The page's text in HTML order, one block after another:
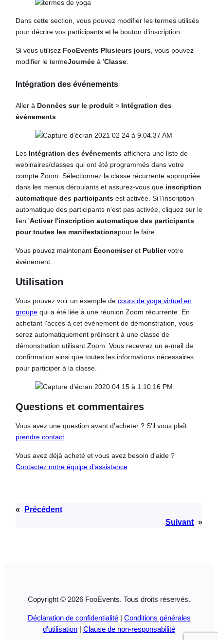
Dans cette section, vous pouvez modifier les termes utilisés
pour décrire vos participants et le bouton d'inscription.
Si vous utilisez FooEvents Plusieurs jours , vous pouvez
modifier le termeJournée à 'Classe
Intégration des événements
Aller à Données sur le produit > Intégration des
événements
Les Intégration des événements affichera une liste de
webinaires/classes qui ont été programmés dans votre
compte Zoom. Sélectionnez la classe récurrente appropriée
dans les menus déroulants et assurez-vous que inscription
automatique des participants est activée. Si l'inscription
automatique des participants n'est pas activée, cliquez sur le
lien 'Activer l'inscription automatique des participants
pour toutes les manifestationspour le faire.
Vous pouvez maintenant Économiseret Publiervotre
événement.
Utilisation
Vous pouvez voir un exemple de cours de yoga virtuel en
groupe qui a été liée à une réunion Zoom récurrente. En
achetant l'accès à cet événement de démonstration, vous
serez automatiquement préinscrit à une classe de
démonstration utilisant Zoom. Vous recevrez un e-mail de
confirmation ainsi que toutes les informations nécessaires
pour participer à la classe.
Questions et commentaires
Vous avez une question avant d'acheter ? S'il vous plaît
prendre contact
Vous avez déjà acheté et vous avez besoin d'aide ?
Contactez notre équipe d'assistance
«
Précédent
Suivant »
Copyright © 2026 FooEvents. Tous droits réservés.
Déclaration de confidentialité| Conditions générales
d'utilisation
Clause de non-responsabilité